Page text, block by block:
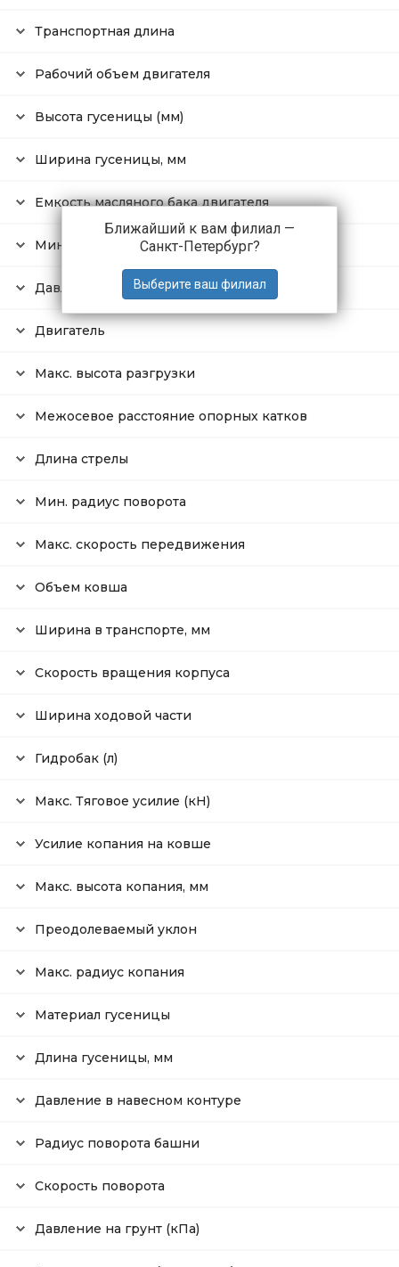
Ближайший к вам филиал —
Санкт-Петербург?
Транспортная длина
Рабочий объем двигателя
Высота гусеницы (мм)
Ширина гусеницы, мм
Емкость масляного бака двигателя
Минимальный радиус поворота
Давление в контуре поворота
Двигатель
Макс. высота разгрузки
Межосевое расстояние опорных катков
Длина стрелы
Мин. радиус поворота
Макс. скорость передвижения
Объем ковша
Ширина в транспорте, мм
Скорость вращения корпуса
Ширина ходовой части
Гидробак (л)
Макс. Тяговое усилие (кН)
Усилие копания на ковше
Макс. высота копания, мм
Преодолеваемый уклон
Макс. радиус копания
Материал гусеницы
Длина гусеницы, мм
Давление в навесном контуре
Радиус поворота башни
Скорость поворота
Давление на грунт (кПа)